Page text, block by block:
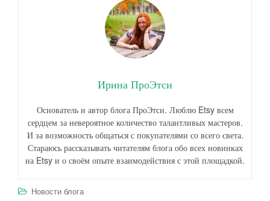
Ирина ПроЭтси
Основатель и автор блога ПроЭтси. Люблю Etsy всем
сердцем за невероятное количество талантливых мастеров.
И за возможность общаться с покупателями со всего света.
Стараюсь рассказывать читателям блога обо всех новинках
на Etsy и о своём опыте взаимодействия с этой площадкой.
Новости блога